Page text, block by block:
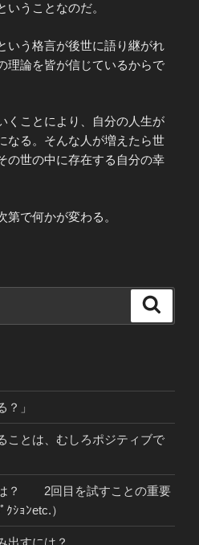
うことなのだ。
いう格言が後世に語り継がれ
理論を皆が信じているからで
くことにより、自分の人生が
なる。そんな人が増えたら世
の世の中に存在する自分の幸
で何かが変わる。
？」
ことは、むしろポジティブで
は？ 2回目を試すことの重要
ｼｮﾝetc.）
出すには？